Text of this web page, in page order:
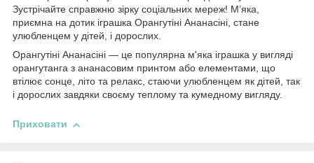
Зустрічайте справжню зірку соціальних мереж! М’яка,
приємна на дотик іграшка Орангутіні Ананасіні, стане
улюбленцем у дітей, і дорослих.
Орангутіні Ананасіні — це популярна м'яка іграшка у вигляді
орангутанга з ананасовим принтом або елементами, що
втілює сонце, літо та релакс, стаючи улюбленцем як дітей, так
і дорослих завдяки своєму теплому та кумедному вигляду.
Приховати